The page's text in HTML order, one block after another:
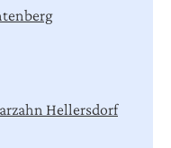
Hellersdorf